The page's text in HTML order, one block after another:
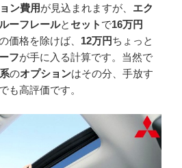
ン費用が見込まれますが、 エク
ルーフレールと セット で16万円
価格を除けば、 12万円ちょっと
フが手に入る計算です。当然で
のオプションはその分、手放す
でも高評価です。